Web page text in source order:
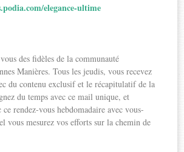
elegance-ultime
des fidèles de la communauté
Manières. Tous les jeudis, vous recevez
du contenu exclusif et le récapitulatif de la
du temps avec ce mail unique, et
rendez-vous hebdomadaire avec vous-
vous mesurez vos efforts sur la chemin de